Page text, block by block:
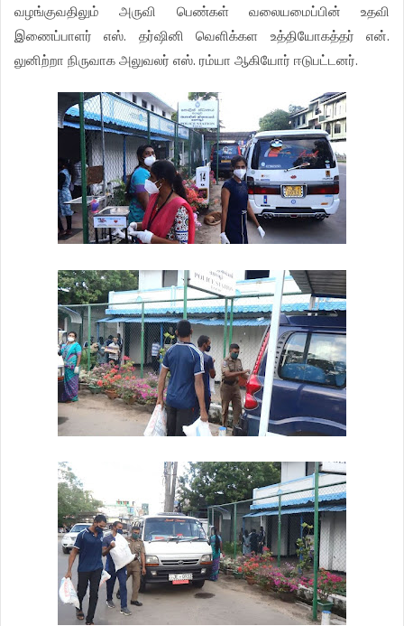
வழங்குவதிலும் அருவி பெண்கள் வலையமைப்பின் உதவி
இணைப்பாளர் எஸ். தர்ஷினி வெளிக்கள உத்தியோகத்தர் என்.
லுனிற்றா நிருவாக அலுவலர் எஸ். ரம்யா ஆகியோர் ஈடுபட்டனர்.